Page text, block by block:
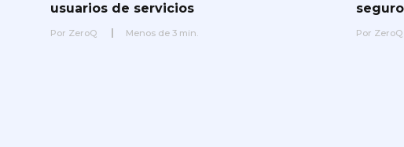
usuarios de servicios
Por ZeroQ Menos de 3 min. Por ZeroQ